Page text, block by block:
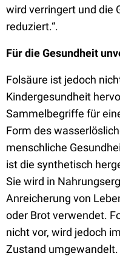
wird verringert und die
reduziert.“.
Für die Gesundheit
Folsäure ist jedoch
Kindergesundheit
Sammelbegriffe für
Form des
menschliche
ist die synthetisch
Sie wird in
Anreicherung von
oder Brot verwendet.
nicht vor, wird jedoch
Zustand